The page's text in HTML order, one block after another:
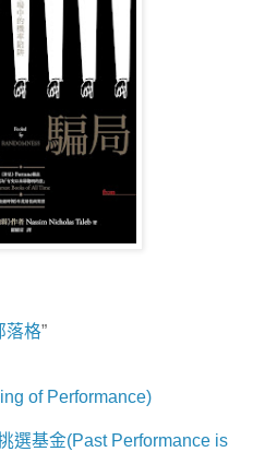
落格”
of Performance)
選基金(Past Performance is